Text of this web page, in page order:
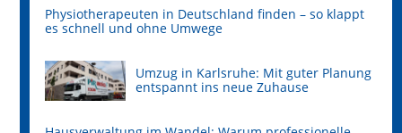
Physiotherapeuten in Deutschland finden – so klappt
es schnell und ohne Umwege
Umzug in Karlsruhe: Mit guter Planung
entspannt ins neue Zuhause